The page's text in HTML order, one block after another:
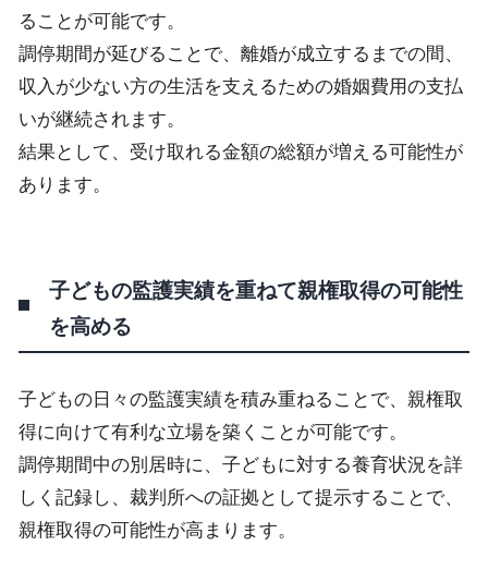
ることが可能です。
調停期間が延びることで、離婚が成立するまでの間、
収入が少ない方の生活を支えるための婚姻費用の支払
いが継続されます。
結果として、受け取れる金額の総額が増える可能性が
あります。
子どもの監護実績を重ねて親権取得の可能性
を高める
子どもの日々の監護実績を積み重ねることで、親権取
得に向けて有利な立場を築くことが可能です。
調停期間中の別居時に、子どもに対する養育状況を詳
しく記録し、裁判所への証拠として提示することで、
親権取得の可能性が高まります。